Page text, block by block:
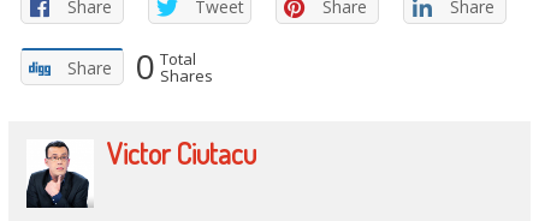
Share Tweet Share Share
Share 0 Total
Shares
Victor Ciutacu